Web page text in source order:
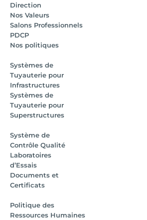
Direction
Nos Valeurs
Salons Professionnels
PDCP
Nos politiques
Systèmes de
Tuyauterie pour
Infrastructures
Systèmes de
Tuyauterie pour
Superstructures
Système de
Contrôle Qualité
Laboratoires
d’Essais
Documents et
Certificats
Politique des
Ressources Humaines